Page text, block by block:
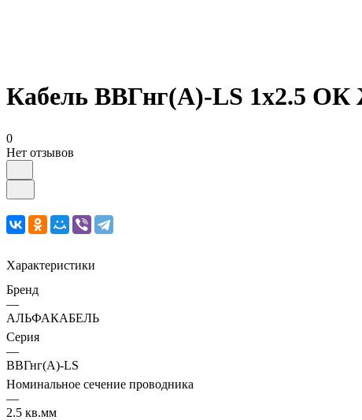
Кабель ВВГнг(А)-LS 1х2.5
0
Нет отзывов
Характеристики
Бренд
—
АЛЬФАКАБЕЛЬ
Серия
—
ВВГнг(А)-LS
Номинальное сечение проводника
—
2.5 кв.мм